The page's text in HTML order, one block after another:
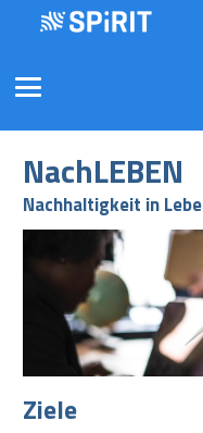
NachLEBEN
Nachhaltigkeit in
Ziele